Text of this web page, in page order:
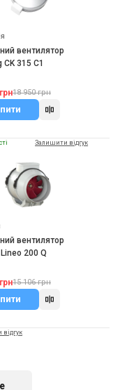
вентилятор
315 C1
18 950 грн
Залишити відгук
вентилятор
200 Q
15 106 грн